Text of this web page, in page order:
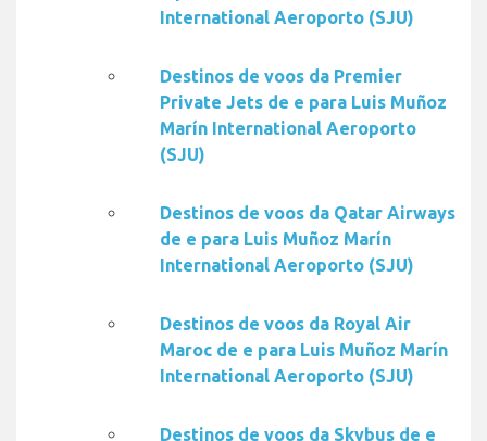
International Aeroporto (SJU)
Destinos de voos da Premier
Private Jets de e para Luis Muñoz
Marín International Aeroporto
(SJU)
Destinos de voos da Qatar Airways
de e para Luis Muñoz Marín
International Aeroporto (SJU)
Destinos de voos da Royal Air
Maroc de e para Luis Muñoz Marín
International Aeroporto (SJU)
Destinos de voos da Skybus de e